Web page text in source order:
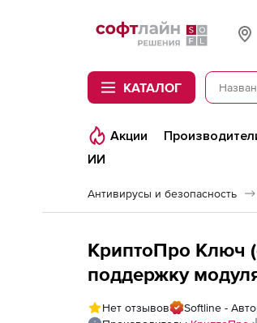
Softline
КАТАЛОГ
Акции
ИИ
Антивирусы и безопасность
КриптоПро Ключ
поддержку
пользователей
Нет отзывов
Softline -